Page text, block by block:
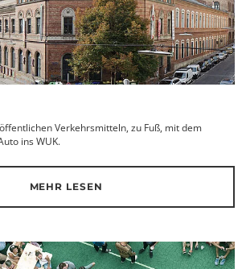
Verkehrsmitteln, zu Fuß, mit dem
ins WUK.
MEHR LESEN